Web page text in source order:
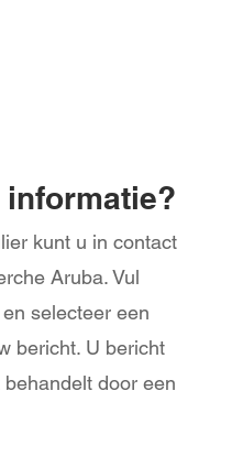
informatie?
kunt u in contact
Aruba. Vul
selecteer een
bericht. U bericht
door een